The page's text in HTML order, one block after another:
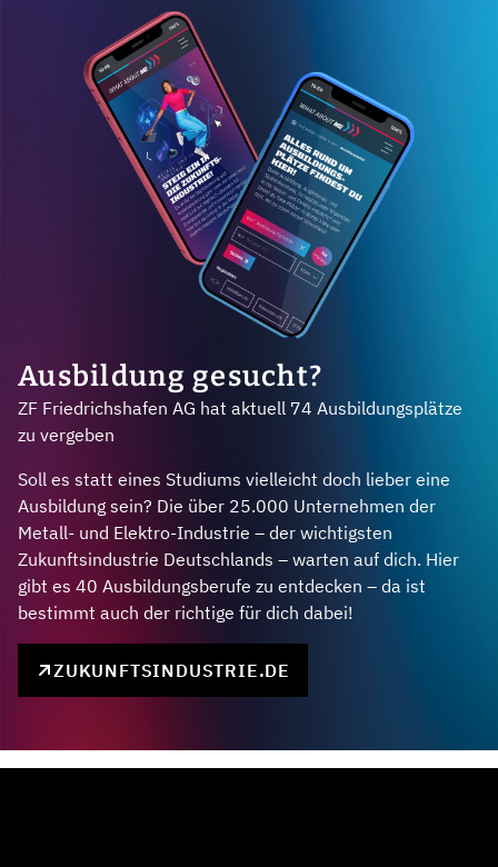
Ausbildung gesucht?
ZF Friedrichshafen AG hat aktuell 74 Ausbildungsplätze
zu vergeben
Soll es statt eines Studiums vielleicht doch lieber eine
Ausbildung sein? Die über 25.000 Unternehmen der
Metall- und Elektro-Industrie – der wichtigsten
Zukunftsindustrie Deutschlands – warten auf dich. Hier
gibt es 40 Ausbildungsberufe zu entdecken – da ist
bestimmt auch der richtige für dich dabei!
ZUKUNFTSINDUSTRIE.DE